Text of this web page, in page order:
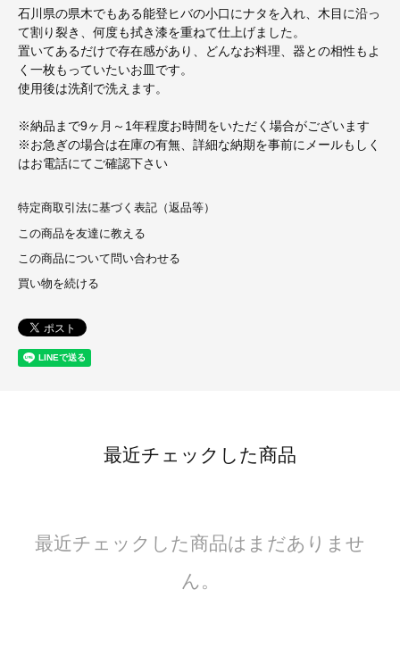
石川県の県木でもある能登ヒバの小口にナタを入れ、木目に沿っ
て割り裂き、何度も拭き漆を重ねて仕上げました。
置いてあるだけで存在感があり、どんなお料理、器との相性もよ
く一枚もっていたいお皿です。
使用後は洗剤で洗えます。
※納品まで9ヶ月～1年程度お時間をいただく場合がございます
※お急ぎの場合は在庫の有無、詳細な納期を事前にメールもしく
はお電話にてご確認下さい
特定商取引法に基づく表記（返品等）
この商品を友達に教える
この商品について問い合わせる
買い物を続ける
最近チェックした商品
最近チェックした商品はまだありませ
ん。